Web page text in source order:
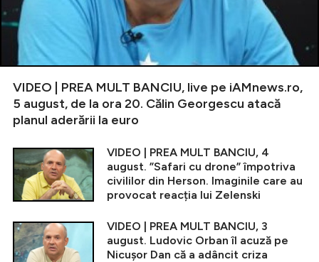
VIDEO | PREA MULT BANCIU, live pe iAMnews.ro,
5 august, de la ora 20. Călin Georgescu atacă
planul aderării la euro
VIDEO | PREA MULT BANCIU, 4
august. ”Safari cu drone” împotriva
civililor din Herson. Imaginile care au
provocat reacția lui Zelenski
VIDEO | PREA MULT BANCIU, 3
august. Ludovic Orban îl acuză pe
Nicușor Dan că a adâncit criza